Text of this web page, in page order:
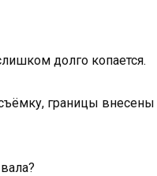
долго копается.
границы внесены